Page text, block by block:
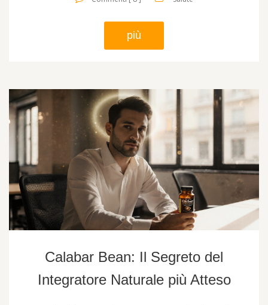
più
Calabar Bean: Il Segreto del
Integratore Naturale più Atteso